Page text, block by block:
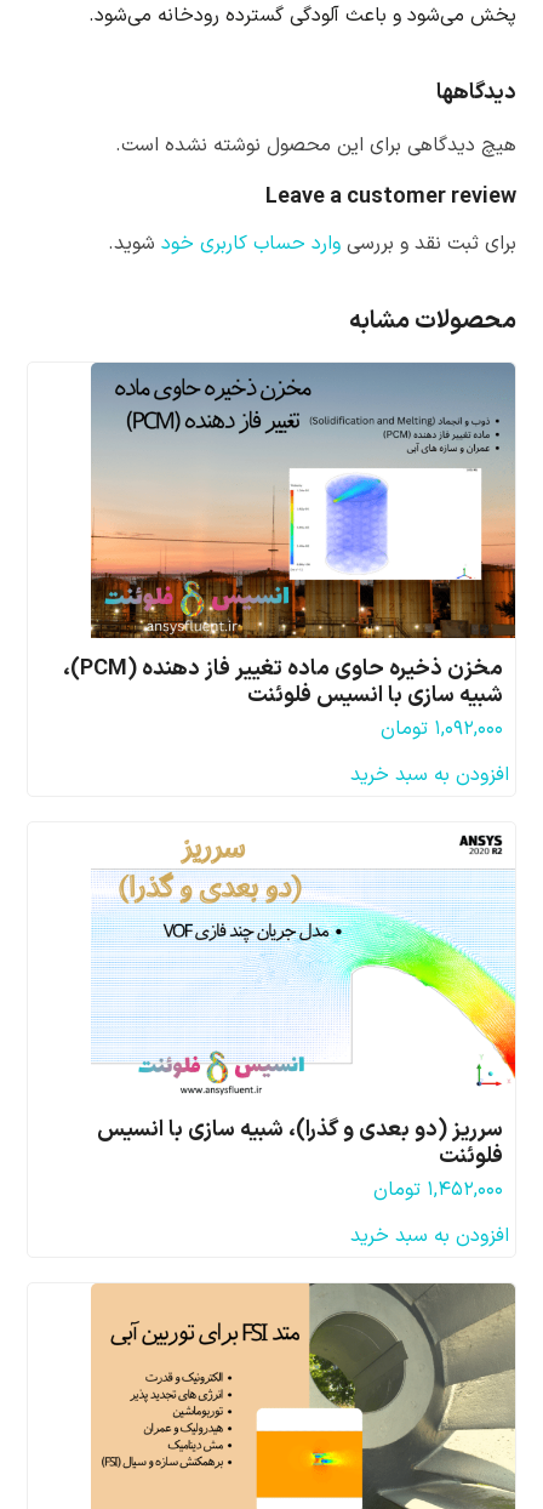
پخش می‌شود و باعث آلودگی گسترده رودخانه می‌شود.
دیدگاهها
هیچ دیدگاهی برای این محصول نوشته نشده است.
Leave a customer review
برای ثبت نقد و بررسیوارد حساب کاربری خود شوید.
محصولات مشابه
مخزن ذخیره حاوی ماده تغییر فاز دهنده (PCM)،
شبیه سازی با انسیس فلوئنت
۱,۰۹۲,۰۰۰ تومان
افزودن به سبد خرید
سرریز (دو بعدی و گذرا)، شبیه سازی با انسیس
فلوئنت
۱,۴۵۲,۰۰۰ تومان
افزودن به سبد خرید